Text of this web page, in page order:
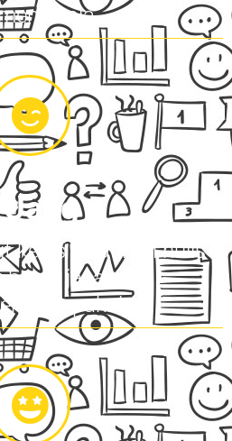
saja
kelas pelatihan nulis
bayar jasa
siap pakai